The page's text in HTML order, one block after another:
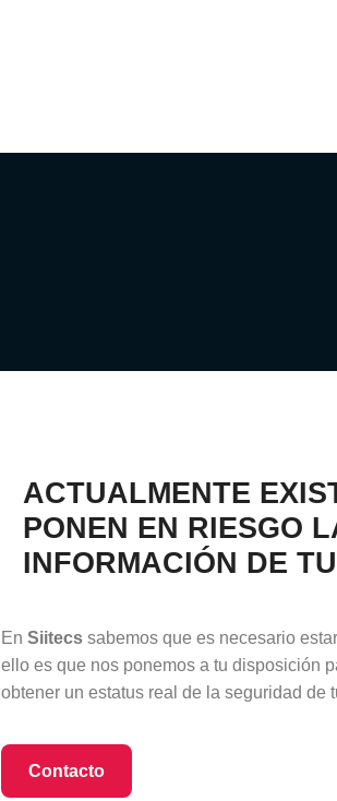
ACTUALMENTE
PONEN EN RIESGO
INFORMACIÓN DE
En Siitecssabemos que es necesario
ello es que nos ponemos a tu disposición
obtener un estatus real de la seguridad de
Contacto